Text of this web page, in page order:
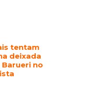
tentam
deixada
no